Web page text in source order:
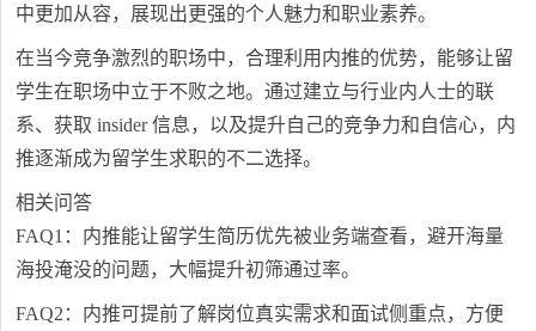
中更加从容，展现出更强的个人魅力和职业素养。
在当今竞争激烈的职场中，合理利用内推的优势，能够让留
学生在职场中立于不败之地。通过建立与行业内人士的联
系、获取 insider 信息，以及提升自己的竞争力和自信心，内
推逐渐成为留学生求职的不二选择。
相关问答
FAQ1：内推能让留学生简历优先被业务端查看，避开海量
海投淹没的问题，大幅提升初筛通过率。
FAQ2：内推可提前了解岗位真实需求和面试侧重点，方便